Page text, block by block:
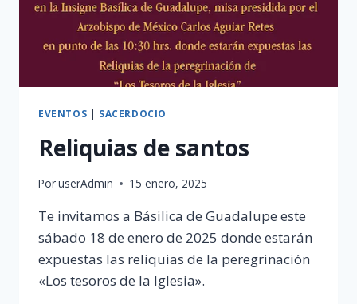
EVENTOS | SACERDOCIO
Reliquias de santos
PoruserAdmin 15 enero, 2025
Te invitamos a Básilica de Guadalupe este
sábado 18 de enero de 2025 donde estarán
expuestas las reliquias de la peregrinación
«Los tesoros de la Iglesia».